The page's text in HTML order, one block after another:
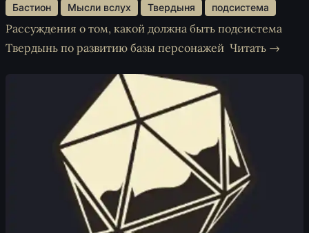
Бастион
Мысли вслух Твердыня подсистема
Рассуждения о том, какой должна быть подсистема
Твердынь по развитию базы персонажей Читать →